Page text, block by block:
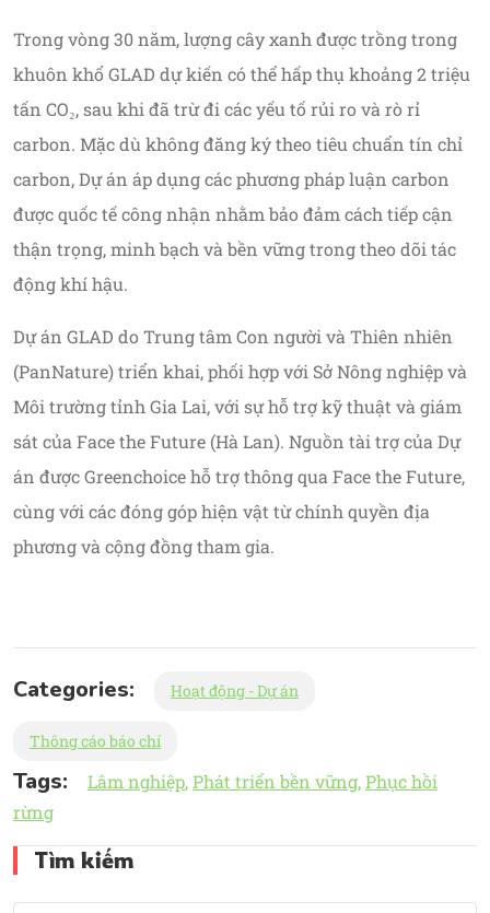
Trong vòng 30 năm, lượng cây xanh được trồng trong
khuôn khổ GLAD dự kiến có thể hấp thụ khoảng 2 triệu
tấn CO₂, sau khi đã trừ đi các yếu tố rủi ro và rò rỉ
carbon. Mặc dù không đăng ký theo tiêu chuẩn tín chỉ
carbon, Dự án áp dụng các phương pháp luận carbon
được quốc tế công nhận nhằm bảo đảm cách tiếp cận
thận trọng, minh bạch và bền vững trong theo dõi tác
động khí hậu.
Dự án GLAD do Trung tâm Con người và Thiên nhiên
(PanNature) triển khai, phối hợp với Sở Nông nghiệp và
Môi trường tỉnh Gia Lai, với sự hỗ trợ kỹ thuật và giám
sát của Face the Future (Hà Lan). Nguồn tài trợ của Dự
án được Greenchoice hỗ trợ thông qua Face the Future,
cùng với các đóng góp hiện vật từ chính quyền địa
phương và cộng đồng tham gia.
Categories: Hoạt động - Dự án
Thông cáo báo chí
Tags: Lâm nghiệp Phát triển bền vững Phục hồi
rừng
Tìm kiếm